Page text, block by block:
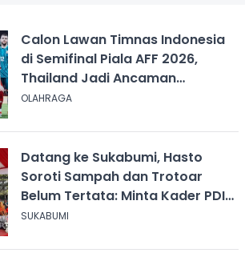
Calon Lawan Timnas Indonesia
di Semifinal Piala AFF 2026,
Thailand Jadi Ancaman
Terbesar
OLAHRAGA
Datang ke Sukabumi, Hasto
Soroti Sampah dan Trotoar
Belum Tertata: Minta Kader PDIP
Bersihkan Kota
SUKABUMI